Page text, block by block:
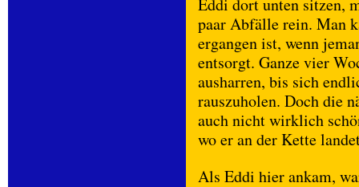
Eddi dort unten sitzen,
paar Abfälle rein. Man
ergangen ist, wenn
entsorgt. Ganze vier
ausharren, bis sich
rauszuholen. Doch die
auch nicht wirklich
wo er an der Kette
Als Eddi hier ankam,